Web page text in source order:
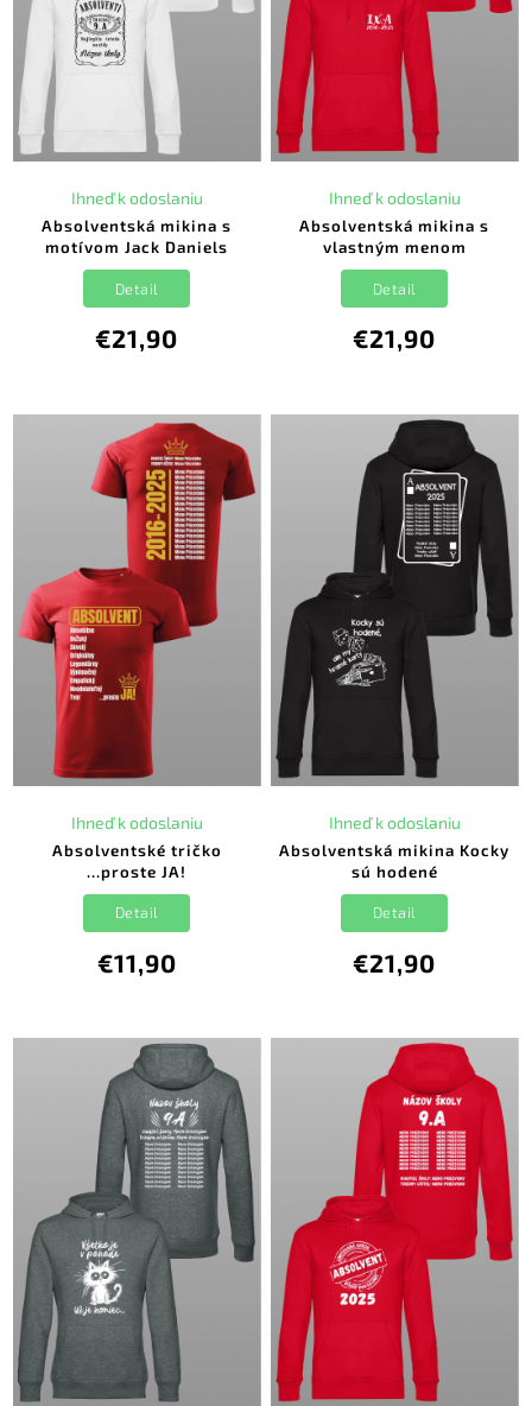
Absolventská mikina s
motívom Jack Daniels
Ihneď k odoslaniu
€21,90
Detail
Absolventská mikina s
vlastným menom
Ihneď k odoslaniu
€21,90
Detail
Absolventské tričko
...proste JA!
Ihneď k odoslaniu
€11,90
Detail
Absolventská mikina Kocky
sú hodené
Ihneď k odoslaniu
€21,90
Detail